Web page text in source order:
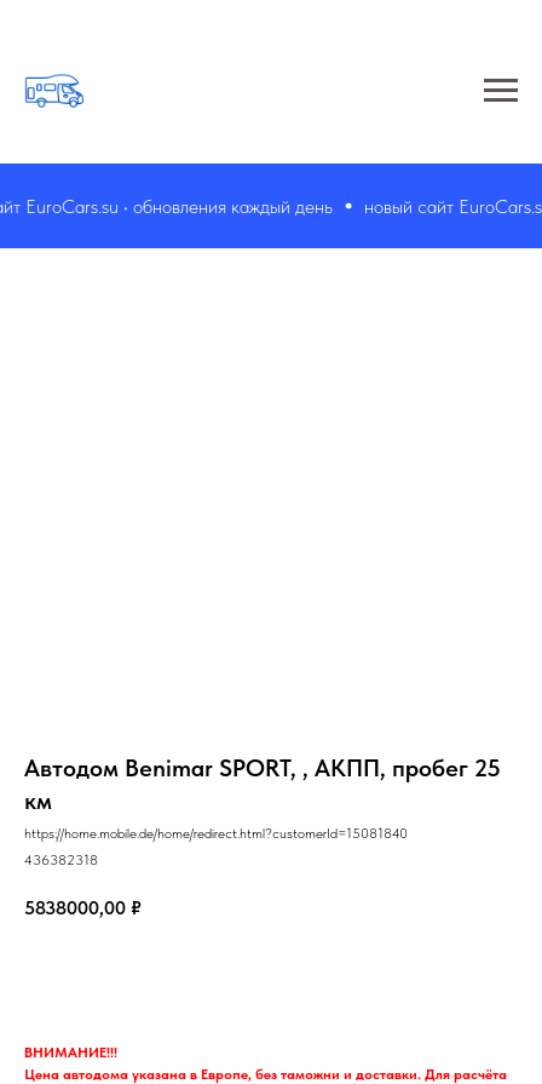
EuroCars.su • обновления каждый день новый сайт
Автодом Benimar SPORT, , АКПП, пробег 25
км
https://home.mobile.de/home/redirect.html?customerId=15081840
436382318
5838000,00 ₽
ВНИМАНИЕ!!!
Цена автодома указана в Европе, без таможни и доставки. Для расчёта